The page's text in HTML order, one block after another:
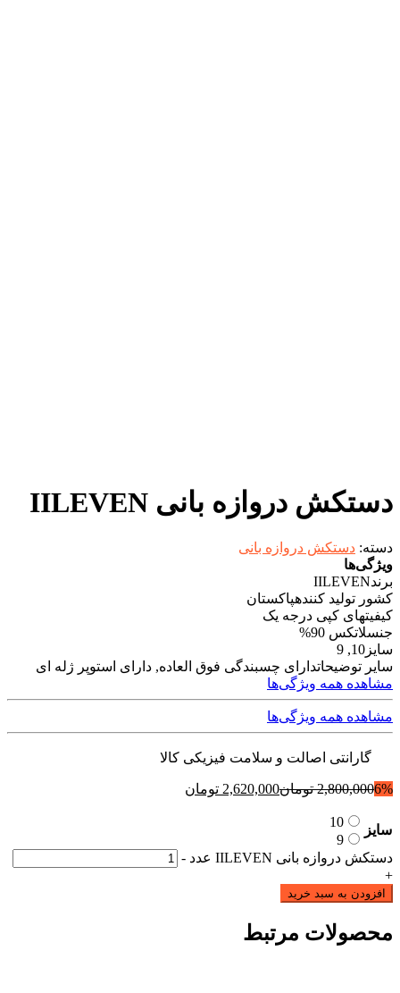
دستکش دروازه بانی IILEVEN
دسته: دستکش دروازه بانی
ویژگی‌ها
برندIILEVEN
کشور تولید کنندهپاکستان
کیفیتهای کپی درجه یک
جنسلاتکس 90%
سایز 10, 9
سایر توضیحاتدارای چسبندگی فوق العاده, دارای استوپر ژله ای
مشاهده همه ویژگی‌ها
مشاهده همه ویژگی‌ها
گارانتی اصالت و سلامت فیزیکی کالا
6%
2,800,000 تومان2,620,000 تومان
سایز
10
9
دستکش دروازه بانی IILEVEN عدد
-
+
افزودن به سبد خرید
محصولات مرتبط